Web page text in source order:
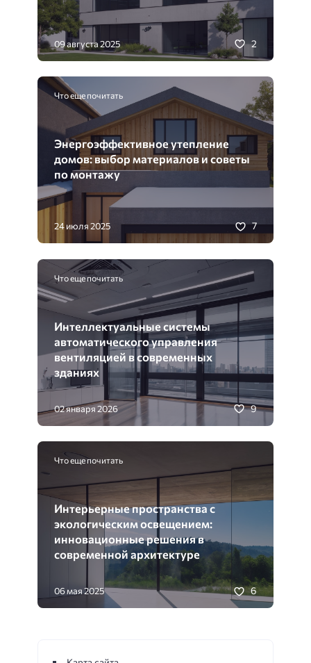
09 августа 2025 2
Что еще почитать
Энергоэффективное утепление
домов: выбор материалов и советы
по монтажу
24 июля 2025 7
Что еще почитать
Интеллектуальные системы
автоматического управления
вентиляцией в современных
зданиях
02 января 2026 9
Что еще почитать
Интерьерные пространства с
экологическим освещением:
инновационные решения в
современной архитектуре
06 мая 2025 6